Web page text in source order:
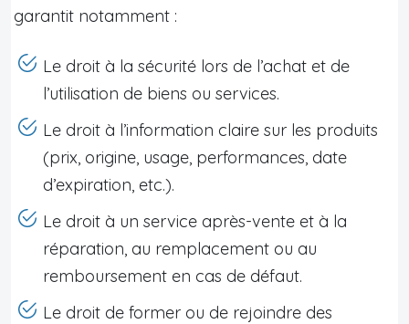
garantit notamment :
Le droit à la sécurité lors de l’achat et de
l’utilisation de biens ou services.
Le droit à l’information claire sur les produits
(prix, origine, usage, performances, date
d’expiration, etc.).
Le droit à un service après-vente et à la
réparation, au remplacement ou au
remboursement en cas de défaut.
Le droit de former ou de rejoindre des